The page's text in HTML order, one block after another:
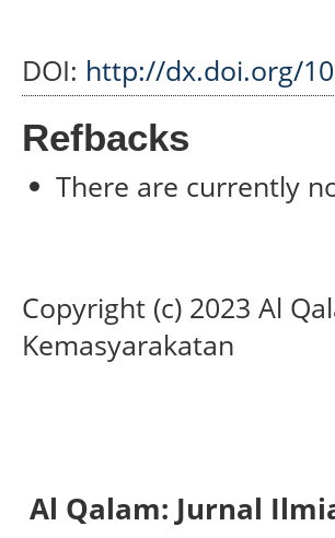
DOI: http://dx.doi.org/
Refbacks
There are currently
Copyright (c) 2023 Al
Kemasyarakatan
Al Qalam: Jurnal